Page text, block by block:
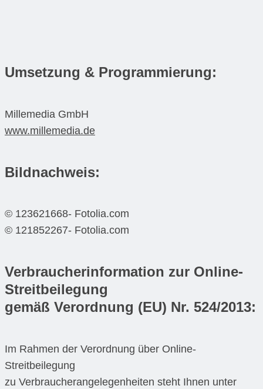
Umsetzung & Programmierung:
Millemedia GmbH
www.millemedia.de
Bildnachweis:
© 123621668- Fotolia.com
© 121852267- Fotolia.com
Verbraucherinformation zur Online-
Streitbeilegung
gemäß Verordnung (EU) Nr. 524/2013:
Im Rahmen der Verordnung über Online-
Streitbeilegung
zu Verbraucherangelegenheiten steht Ihnen unter